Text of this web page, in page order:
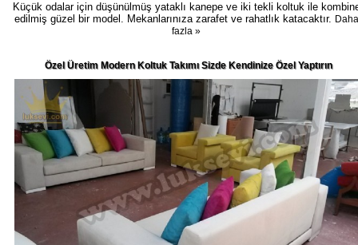
Küçük odalar için düşünülmüş yataklı kanepe ve iki tekli koltuk ile
edilmiş güzel bir model. Mekanlarınıza zarafet ve rahatlık katacaktır. Daha
fazla »
Özel Üretim Modern Koltuk Takımı Sizde Kendinize Özel Yaptırın